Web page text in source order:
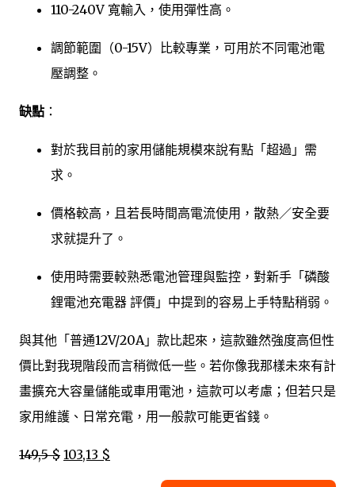
110-240V 寬輸入，使用彈性高。
調節範圍（0-15V）比較專業，可用於不同電池電
壓調整。
缺點 ：
對於我目前的家用儲能規模來說有點「超過」需
求。
價格較高，且若長時間高電流使用，散熱／安全要
求就提升了。
使用時需要較熟悉電池管理與監控，對新手「磷酸
鋰電池充電器 評價」中提到的容易上手特點稍弱。
與其他「普通12V/20A」款比起來，這款雖然強度高但性
價比對我現階段而言稍微低一些。若你像我那樣未來有計
畫擴充大容量儲能或車用電池，這款可以考慮；但若只是
家用維護、日常充電，用一般款可能更省錢。
149,5 $ 103,13 $